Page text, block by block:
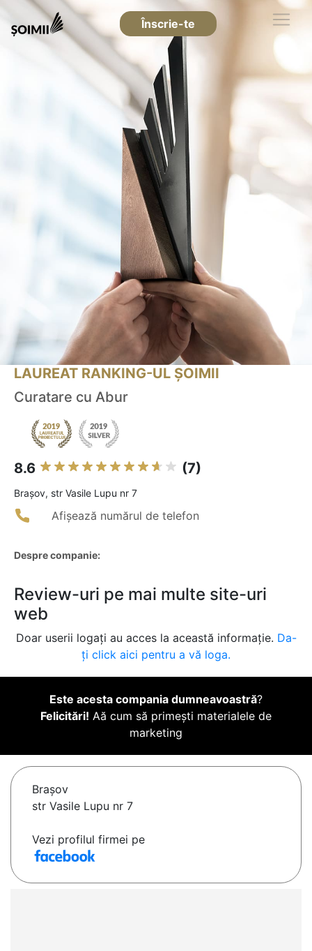
Înscrie-te
LAUREAT RANKING-UL ȘOIMII
Curatare cu Abur
8.6 (7)
Braşov, str Vasile Lupu nr 7
Afișează numărul de telefon
Despre companie:
Review-uri pe mai multe site-uri
web
Doar userii logați au acces la această informație. Da-
ți click aici pentru a vă loga.
Este acesta compania dumneavoastră?
Felicitări! Aă cum să primești materialele de
marketing
Braşov
str Vasile Lupu nr 7
Vezi profilul firmei pe